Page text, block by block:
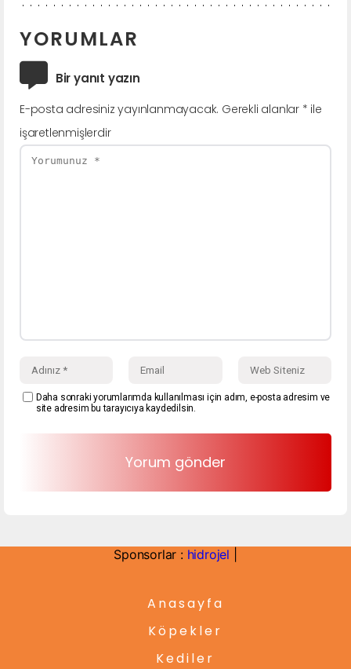
YORUMLAR
Bir yanıt yazın
E-posta adresiniz yayınlanmayacak. Gerekli alanlar * ile
işaretlenmişlerdir
Daha sonraki yorumlarımda kullanılması için adım, e-posta adresim ve
site adresim bu tarayıcıya kaydedilsin.
Sponsorlar : hidrojel
Anasayfa
Köpekler
Kediler